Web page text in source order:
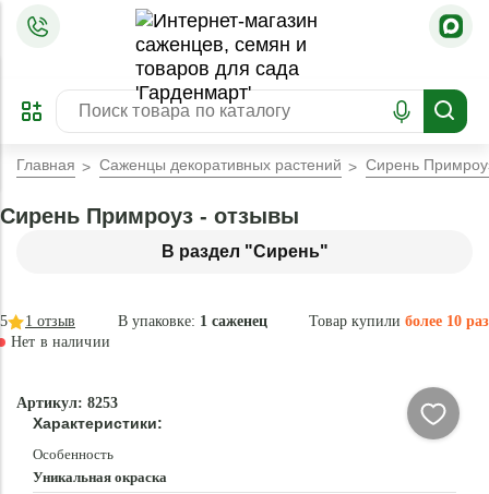
ПРЕДЗАКАЗ
ЗАБРОНИРОВАТЬ
ЛУЧШЕЕ
Главная Саженцы декоративных растений Сирень
В раздел "Сирень"
Сирень Примроуз - отзывы
В упаковке: 1 саженец Товар купили более 10 раз
5 1 отзыв
Нет в наличии
Артикул: 8253
Характеристики:
Особенность
Уникальная окраска